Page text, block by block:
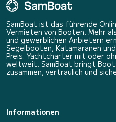
SamBoat ist das führende
Vermieten von Booten. Mehr
und gewerblichen Anbietern
Segelbooten, Katamaranen
Preis. Yachtcharter mit oder
weltweit. SamBoat bringt
zusammen, vertraulich und
Informationen